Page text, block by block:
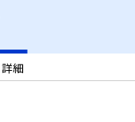
詳細